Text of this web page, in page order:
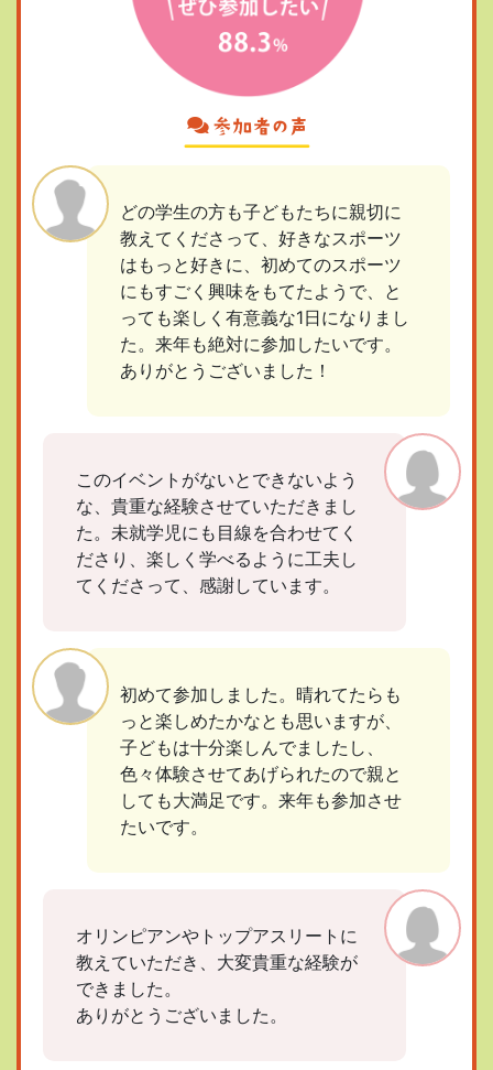
どの学生の方も子どもたちに親切に
教えてくださって、好きなスポーツ
はもっと好きに、初めてのスポーツ
にもすごく興味をもてたようで、と
っても楽しく有意義な1日になりまし
た。来年も絶対に参加したいです。
ありがとうございました！
このイベントがないとできないよう
な、貴重な経験させていただきまし
た。未就学児にも目線を合わせてく
ださり、楽しく学べるように工夫し
てくださって、感謝しています。
初めて参加しました。晴れてたらも
っと楽しめたかなとも思いますが、
子どもは十分楽しんでましたし、
色々体験させてあげられたので親と
しても大満足です。来年も参加させ
たいです。
オリンピアンやトップアスリートに
教えていただき、大変貴重な経験が
できました。
ありがとうございました。